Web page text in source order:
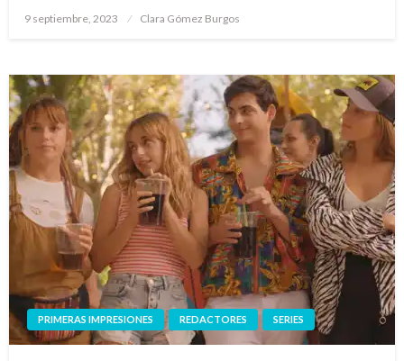
Publicado
9 septiembre, 2023 Clara Gómez Burgos
PRIMERAS IMPRESIONES REDACTORES SERIES